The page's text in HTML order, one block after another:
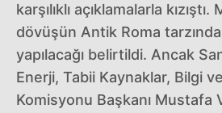
karşılıklı açıklamalarla
dövüşün Antik Roma
yapılacağı belirtildi. Ancak
Enerji, Tabii Kaynaklar, Bilgi
Komisyonu Başkanı Mustafa